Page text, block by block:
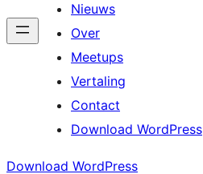
Nieuws
Over
Meetups
Vertaling
Contact
Download WordPress
Download WordPress